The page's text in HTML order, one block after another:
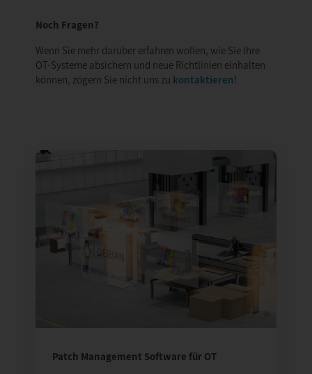
Noch Fragen?
Wenn Sie mehr darüber erfahren wollen, wie Sie Ihre
OT-Systeme absichern und neue Richtlinien einhalten
können, zögern Sie nicht uns zu kontaktieren !
Patch Management Software für OT